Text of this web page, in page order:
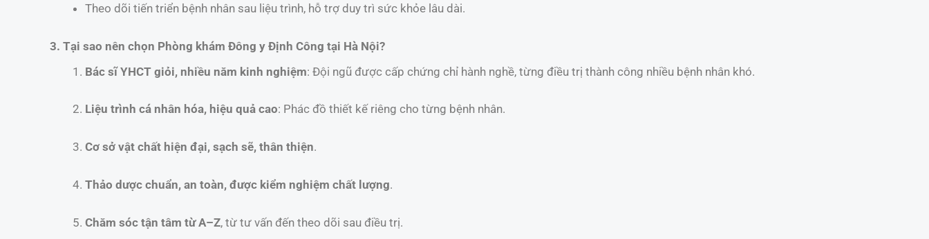
Theo dõi tiến triển bệnh nhân sau liệu trình, hỗ trợ duy trì sức khỏe lâu dài.
3. Tại sao nên chọn Phòng khám Đông y Định Công tại Hà Nội?
Bác sĩ YHCT giỏi, nhiều năm kinh nghiệm: Đội ngũ được cấp chứng chỉ hành nghề, từng điều trị thành công nhiều bệnh nhân khó.
Liệu trình cá nhân hóa, hiệu quả cao: Phác đồ thiết kế riêng cho từng bệnh nhân.
Cơ sở vật chất hiện đại, sạch sẽ, thân thiện.
Thảo dược chuẩn, an toàn, được kiểm nghiệm chất lượng.
Chăm sóc tận tâm từ A–Z, từ tư vấn đến theo dõi sau điều trị.